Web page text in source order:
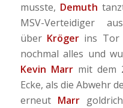
musste, Demuth
MSV-Verteidiger
über Kröger ins Tor
nochmal alles und
Kevin Marrmit dem
Ecke, als die Abwehr
erneut Marr